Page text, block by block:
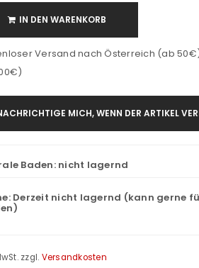
IN DEN WARENKORB
Versand nach Österreich (ab
MICH, WENN DER ARTIKEL
Baden: nicht lagernd
Derzeit nicht lagernd (kann gerne
zzgl. Versandkosten